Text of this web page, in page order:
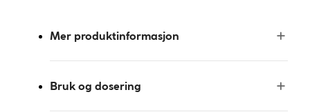
Mer produktinformasjon
Bruk og dosering